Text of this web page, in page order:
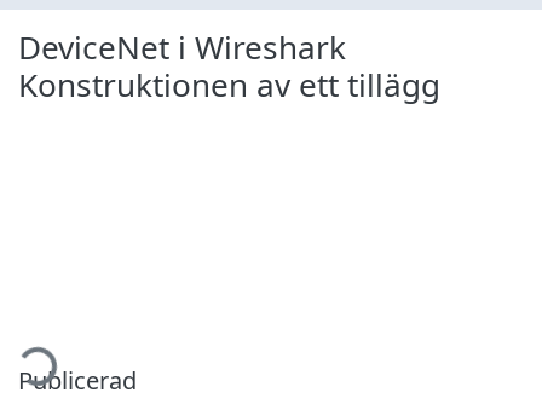
DeviceNet i Wireshark
Konstruktionen av ett tillägg
Publicerad